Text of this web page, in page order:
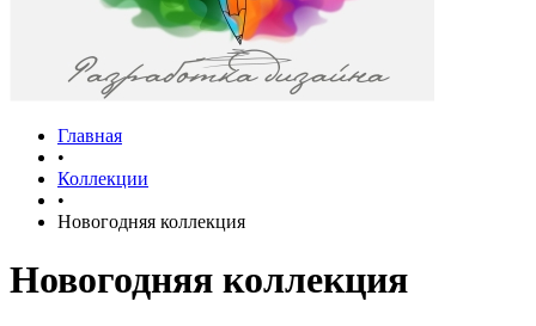
Главная
•
Коллекции
•
Новогодняя коллекция
Новогодняя коллекция